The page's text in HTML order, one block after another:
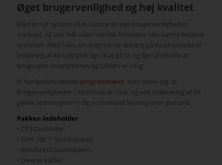
Øget brugervenlighed og høj kvalitet
Med et nyt system vil du kunne forøge brugervenligheden
markant, så selv folk uden teknisk forståelse ville kunne betjene
systemet. Med f.eks. en drag’n’drop-løsning på touchpanelet er
betjening af AV-udstyret lige til at gå til, og lige så intuitiv at
bruge som smartphones og tablets er i dag.
Vi har landets bedste programmører, som sikrer dig, at
brugervenligheden i interfacet er i top, og ved indlevering af dit
gamle system giver vi dig en komplet løsning til en god pris.
Pakken indeholder
• CP3 Controller.
• TSW-760 7” touchskærm.
• Bordfod til touchskærm.
• Diverse kabler.